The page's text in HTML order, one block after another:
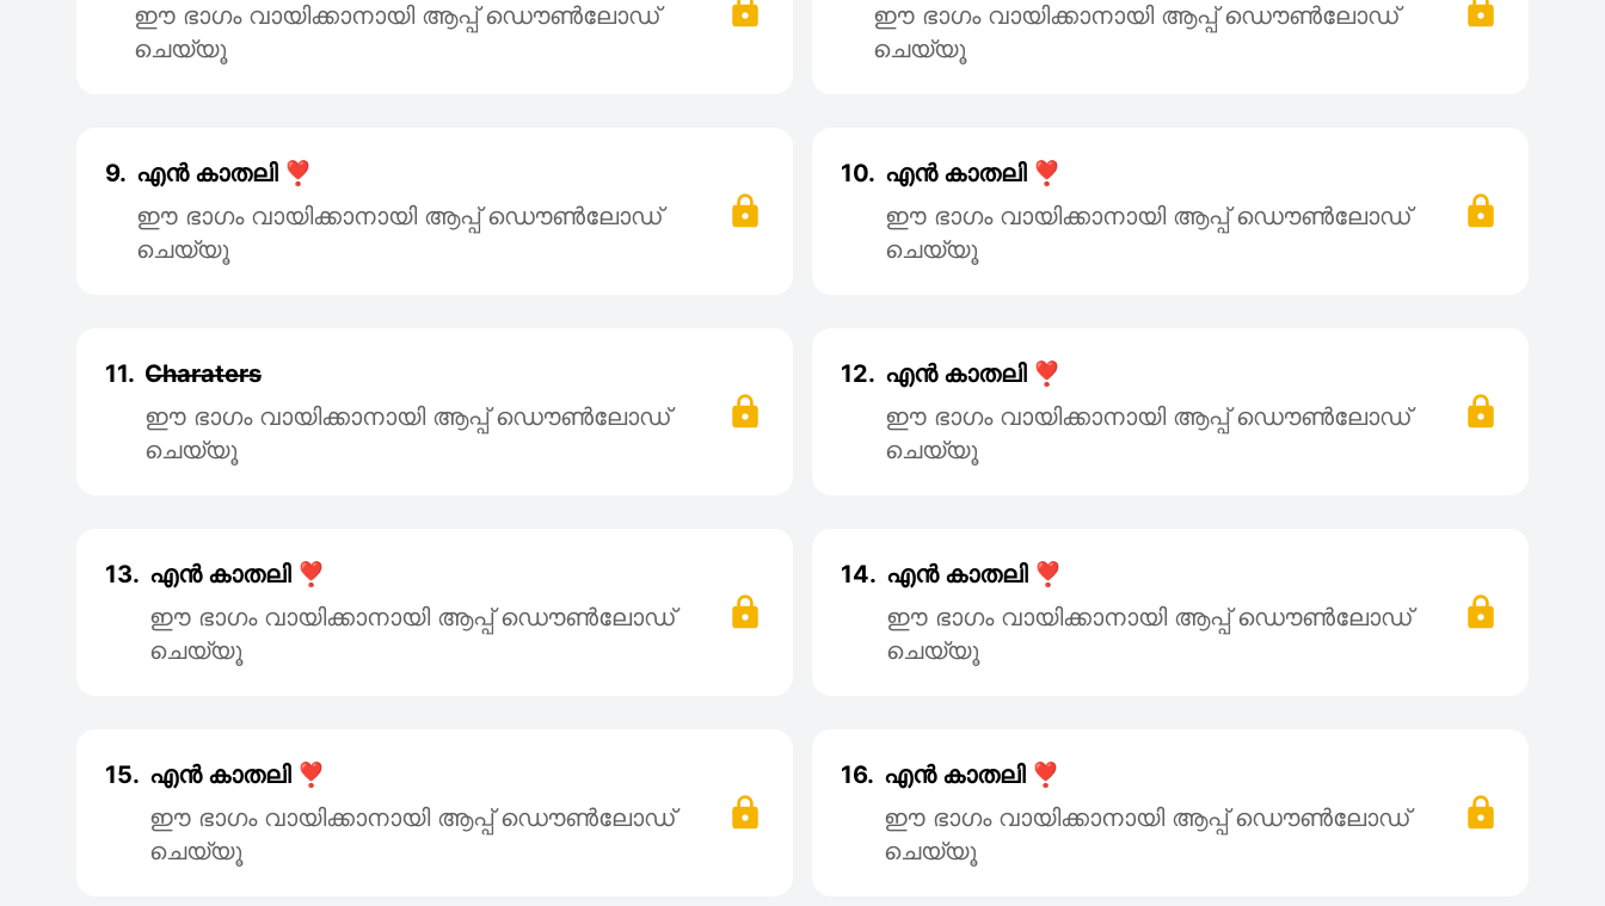
ഈ ഭാഗം വായിക്കാനായി ആപ്പ് ഡൌൺലോഡ്
ചെയ്യൂ
ഈ ഭാഗം വായിക്കാനായി ആപ്പ് ഡൌൺലോഡ്
ചെയ്യൂ
9. എൻ കാതലി ❣️
ഈ ഭാഗം വായിക്കാനായി ആപ്പ് ഡൌൺലോഡ്
ചെയ്യൂ
10. എൻ കാതലി ❣️
ഈ ഭാഗം വായിക്കാനായി ആപ്പ് ഡൌൺലോഡ്
ചെയ്യൂ
11. C̶h̶a̶r̶a̶t̶e̶r̶s̶
ഈ ഭാഗം വായിക്കാനായി ആപ്പ് ഡൌൺലോഡ്
ചെയ്യൂ
12. എൻ കാതലി ❣️
ഈ ഭാഗം വായിക്കാനായി ആപ്പ് ഡൌൺലോഡ്
ചെയ്യൂ
13. എൻ കാതലി ❣️
ഈ ഭാഗം വായിക്കാനായി ആപ്പ് ഡൌൺലോഡ്
ചെയ്യൂ
14. എൻ കാതലി ❣️
ഈ ഭാഗം വായിക്കാനായി ആപ്പ് ഡൌൺലോഡ്
ചെയ്യൂ
15. എൻ കാതലി ❣️
ഈ ഭാഗം വായിക്കാനായി ആപ്പ് ഡൌൺലോഡ്
ചെയ്യൂ
16. എൻ കാതലി ❣️
ഈ ഭാഗം വായിക്കാനായി ആപ്പ് ഡൌൺലോഡ്
ചെയ്യൂ